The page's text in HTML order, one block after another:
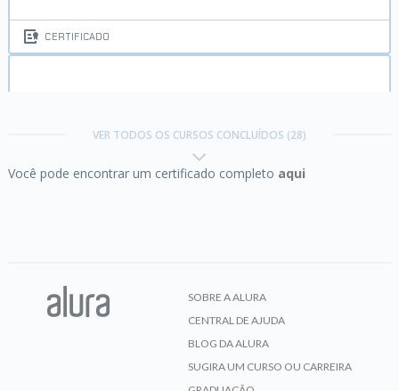
CERTIFICADO
VER TODOS OS CURSOS CONCLUÍDOS (28)
Você pode encontrar um certificado completo aqui
SOBRE A ALURA
CENTRAL DE AJUDA
BLOG DA ALURA
SUGIRA UM CURSO OU CARREIRA